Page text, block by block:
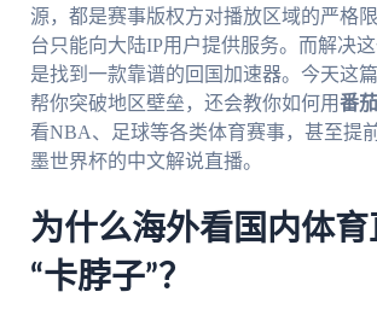
源，都是赛事版权方对播放区域的严
台只能向大陆IP用户提供服务。而解决
是找到一款靠谱的回国加速器。今天这
帮你突破地区壁垒，还会教你如何用番
看NBA、足球等各类体育赛事，甚至提
墨世界杯的中文解说直播。
为什么海外看国内体
“卡脖子”？